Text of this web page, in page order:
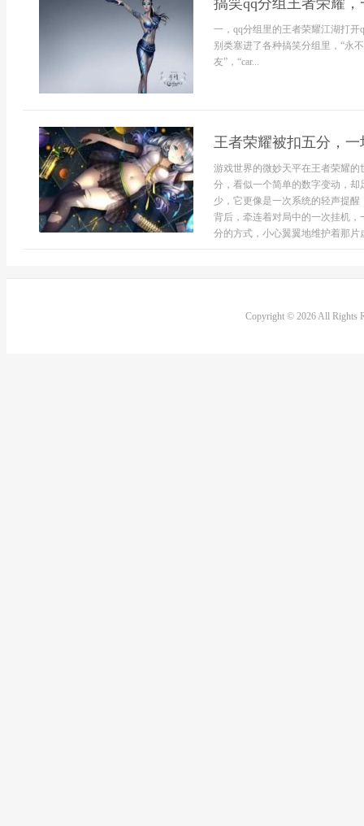
搞笑qq分组王者荣耀
一，qq分组里的王者荣耀江湖打
别类塞进了各种搞笑分组里，“永
友”，“car...
王者荣耀被扣五分，
游戏世界的微妙天平在王者荣耀
分，看似一个简单的数字变动，
少，它更像是一次系统的轻声提
背后，牵连着对局中的一次挂机
分的方式，小心翼翼地维护着那片
Copyright © 2026 All Rights